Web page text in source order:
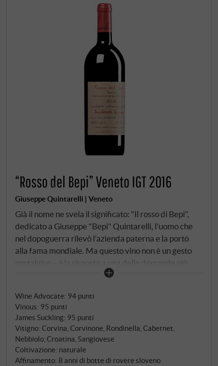
“Rosso del Bepi” Veneto IGT 2016
Giuseppe Quintarelli | Veneto
Già il nome ne svela il significato: "Il rosso di Bepi",
dedicato a Giuseppe "Bepi" Quintarelli, l'uomo che
nel dopoguerra rilevò l'azienda paterna e la portò
alla fama mondiale. Ma questo vino non è un gesto
nostalgico – è la risposta a una delle domande più
difficili della viticoltura: cosa fa un perfezionista in un
Amarone? Il 2016 è stato un anno di questo tipo.
Condizioni più fresche, maturazione esigente – non
un'annata da Amarone per gli standard intransigenti
di Quintarelli. Così la famiglia ha vinificato il Rosso
del Bepi, quel vino raro che si produce solo in queste
annate e che dimostra cosa i grandi produttori
Wine Advocate: 94 punti
Vinous: 95 punti
James Suckling: 95 punti
Vitigno: Corvina, Corvinone, Rondinella, Cabernet,
Nebbiolo, Croatina, Sangiovese
Coltivazione: naturale
Affinamento: 8 anni di botte di rovere sloveno